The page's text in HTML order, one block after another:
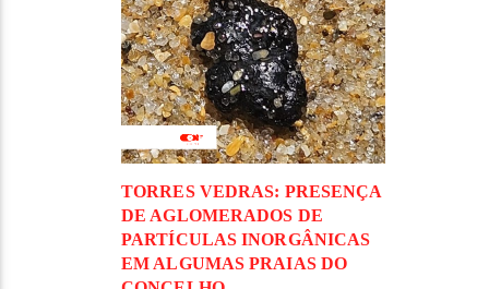
TORRES VEDRAS: PRESENÇA
DE AGLOMERADOS DE
PARTÍCULAS INORGÂNICAS
EM ALGUMAS PRAIAS DO